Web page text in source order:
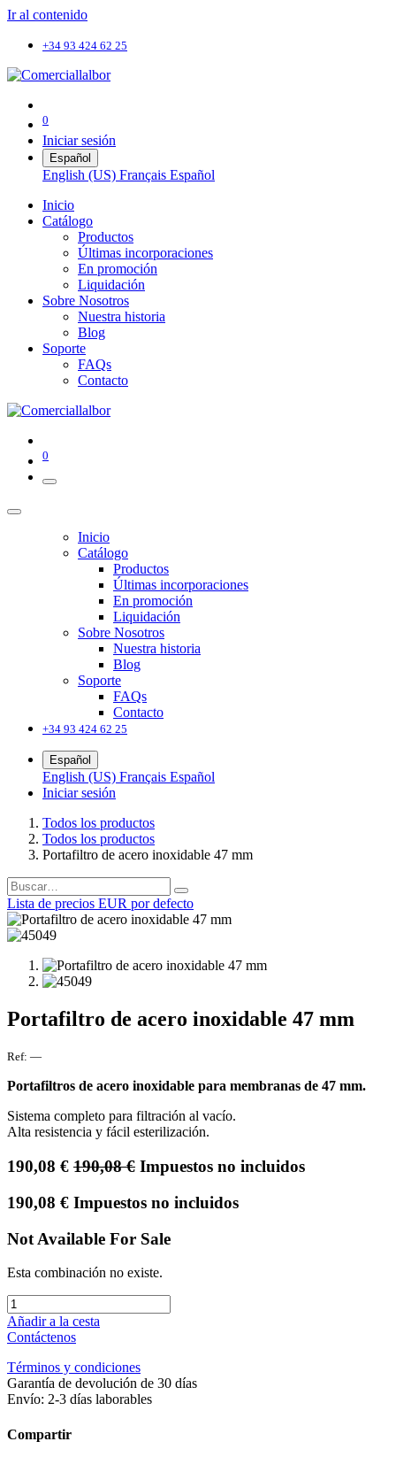
Ir al contenido
+34 93 424 62 25
0
Iniciar sesión
Español
English (US) Français Español
Inicio
Catálogo
Productos
Últimas incorporaciones
En promoción
Liquidación
Sobre Nosotros
Nuestra historia
Blog
Soporte
FAQs
Contacto
0
Inicio
Catálogo
Productos
Últimas incorporaciones
En promoción
Liquidación
Sobre Nosotros
Nuestra historia
Blog
Soporte
FAQs
Contacto
+34 93 424 62 25
Español
English (US) Français Español
Iniciar sesión
Todos los productos
Todos los productos
Portafiltro de acero inoxidable 47 mm
Lista de precios EUR por defecto
Portafiltro de acero inoxidable 47 mm
Ref: —
Portafiltros de acero inoxidable para membranas de 47 mm.
Sistema completo para filtración al vacío.
Alta resistencia y fácil esterilización.
190,08 € 190,08€ Impuestos no incluidos
190,08 € Impuestos no incluidos
Not Available For Sale
Esta combinación no existe.
Añadir a la cesta
Contáctenos
Términos y condiciones
Garantía de devolución de 30 días
Envío: 2-3 días laborables
Compartir